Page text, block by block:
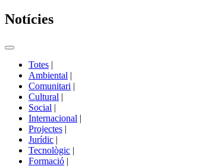
Notícies
Commutador
portals
Totes |
Ambiental |
Comunitari |
Cultural |
Social |
Internacional |
Projectes |
Jurídic |
Tecnològic |
Formació |